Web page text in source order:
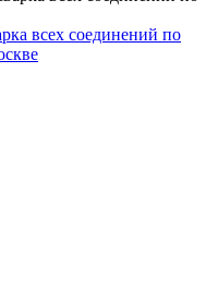
всех соединений по